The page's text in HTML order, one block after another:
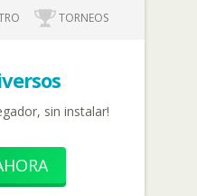
TORNEOS
sin instalar!